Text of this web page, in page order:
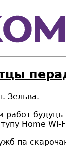
Зельва.
работ
Home Wi-
па